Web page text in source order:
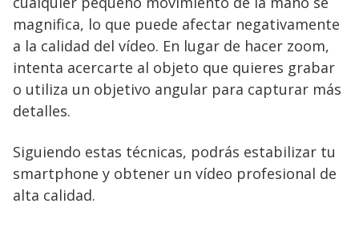
magnifica, lo que puede afectar negativamente
a la calidad del vídeo. En lugar de hacer zoom,
intenta acercarte al objeto que quieres grabar
o utiliza un objetivo angular para capturar más
detalles.
Siguiendo estas técnicas, podrás estabilizar tu
smartphone y obtener un vídeo profesional de
alta calidad.